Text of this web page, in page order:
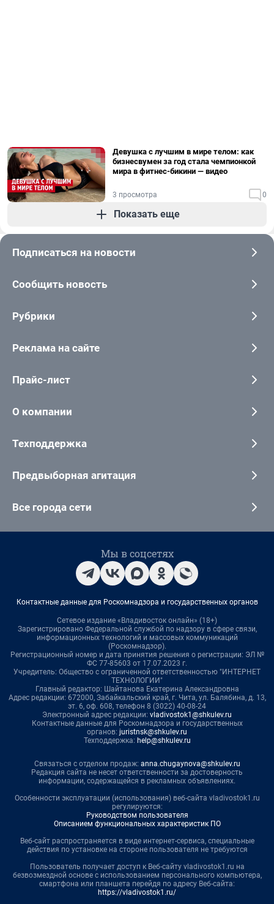
Девушка с лучшим в мире телом: как
бизнесвумен за год стала чемпионкой
мира в фитнес-бикини — видео
3 просмотра 0
Показать еще
Подписаться на новости
Сообщить новость
Рубрики
Реклама на сайте
Прайс-лист
О компании
Техподдержка
Предвыборная агитация
Все города сети
Мы в соцсетях
Контактные данные для Роскомнадзора и государственных органов
Сетевое издание «Владивосток онлайн» (18+)
Зарегистрировано Федеральной службой по надзору в сфере связи,
информационных технологий и массовых коммуникаций
(Роскомнадзор).
Регистрационный номер и дата принятия решения о регистрации: ЭЛ №
ФС 77-85603 от 17.07.2023 г.
Учредитель: Общество с ограниченной ответственностью "ИНТЕРНЕТ
ТЕХНОЛОГИИ"
Главный редактор: Шайтанова Екатерина Александровна
Адрес редакции: 672000, Забайкальский край, г. Чита, ул. Балябина, д. 13,
эт. 6, оф. 608, телефон 8 (3022) 40-08-24
Электронный адрес редакции: vladivostok1@shkulev.ru
Контактные данные для Роскомнадзора и государственных
органов: juristnsk@shkulev.ru
Техподдержка: help@shkulev.ru
Связаться с отделом продаж: anna.chugaynova@shkulev.ru
Редакция сайта не несет ответственности за достоверность
информации, содержащейся в рекламных объявлениях.
Особенности эксплуатации (использования) веб-сайта vladivostok1.ru
регулируются:
Руководством пользователя
Описанием функциональных характеристик ПО
Веб-сайт распространяется в виде интернет-сервиса, специальные
действия по установке на стороне пользователя не требуются
Пользователь получает доступ к Веб-сайту vladivostok1.ru на
безвозмездной основе с использованием персонального компьютера,
смартфона или планшета перейдя по адресу Веб-сайта:
https://vladivostok1.ru/